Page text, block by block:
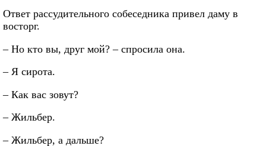
Ответ рассудительного собеседника привел даму в
восторг.
– Но кто вы, друг мой? – спросила она.
– Я сирота.
– Как вас зовут?
– Жильбер.
– Жильбер, а дальше?